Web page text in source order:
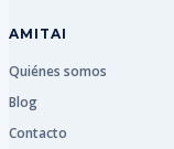
AMITAI
Quiénes somos
Blog
Contacto